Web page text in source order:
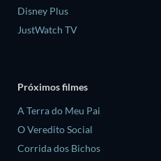
Disney Plus
JustWatch TV
Próximos filmes
A Terra do Meu Pai
O Veredito Social
Corrida dos Bichos